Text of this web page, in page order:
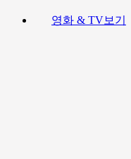
영화 & TV보기